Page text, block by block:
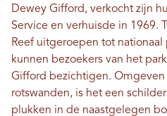
Dewey Gifford, verkocht zijn
Service en verhuisde in 1969.
Reef uitgeroepen tot nationaal
kunnen bezoekers van het
Gifford bezichtigen.
rotswanden, is het een
plukken in de naastgelegen